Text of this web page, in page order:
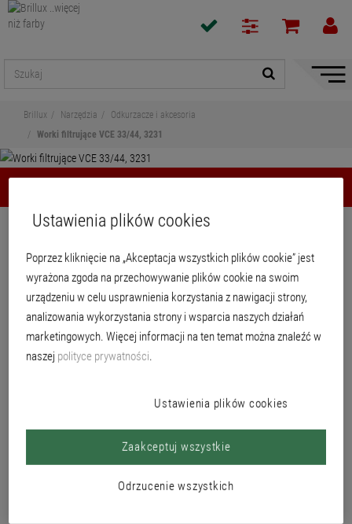
Pokaż
Brillux Narzędzia
Odkurzacze i akcesoria
Worki filtrujące VCE 33/44, 3231
Worki filtrujące VCE 33/44, 3231
Worek filtrujący z elastycznej włókniny do odkurzacza VCE 44.
Dzięki bezszwowemu dopasowaniu włókniny do gładkich ścianek zbiornika
możliwe jest zbieranie dużych ilości pyłu.
całkowitego zapełnienia zbiornika. 5 szt. w opak.
Ustawienia plików cookies
Poprzez kliknięcie na „Akceptacja wszystkich plików cookie” jest
wyrażona zgoda na przechowywanie plików cookie na swoim
urządzeniu w celu usprawnienia korzystania z nawigacji strony,
analizowania wykorzystania strony i wsparcia naszych działań
marketingowych. Więcej informacji na ten temat można znaleźć w
naszej polityce prywatności.
Ustawienia plików cookies
Odrzucenie wszystkich
Zaakceptuj wszystkie